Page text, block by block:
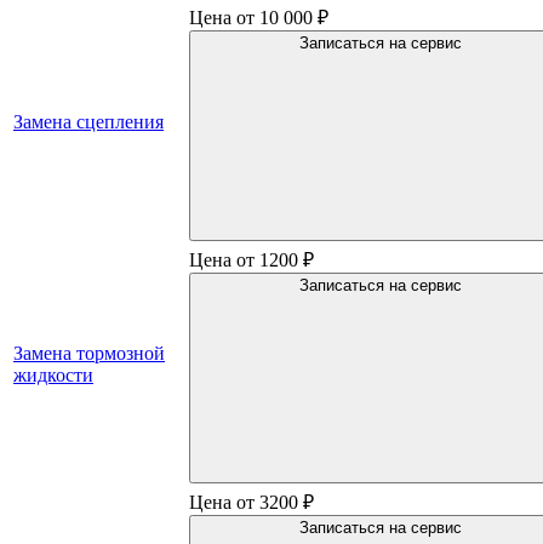
Замена сцепления
Цена от 10 000 ₽
Записаться на сервис
Замена тормозной
жидкости
Цена от 1200 ₽
Записаться на сервис
Цена от 3200 ₽
Записаться на сервис